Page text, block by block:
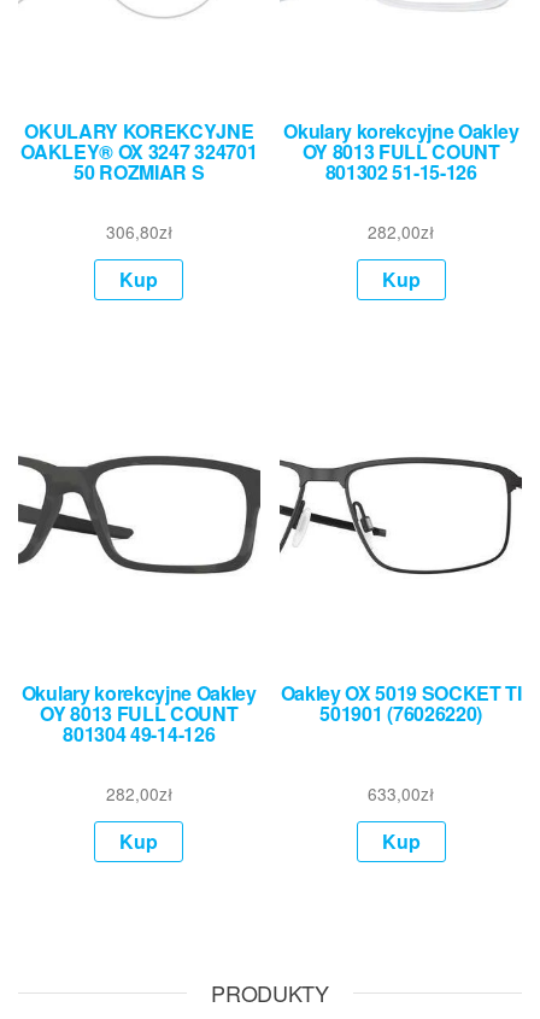
OKULARY KOREKCYJNE
OAKLEY® OX 3247 324701
50 ROZMIAR S
306,80zł
Kup
Okulary korekcyjne Oakley
OY 8013 FULL COUNT
801302 51-15-126
282,00zł
Kup
Okulary korekcyjne Oakley
OY 8013 FULL COUNT
801304 49-14-126
282,00zł
Kup
Oakley OX 5019 SOCKET TI
501901 (76026220)
633,00zł
Kup
PRODUKTY